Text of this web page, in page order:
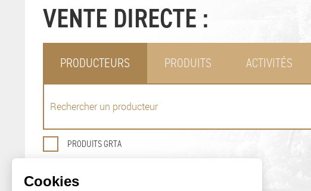
VENTE DIRECTE :
PRODUCTEURS PRODUITS ACTIVITÉS
PRODUITS GRTA